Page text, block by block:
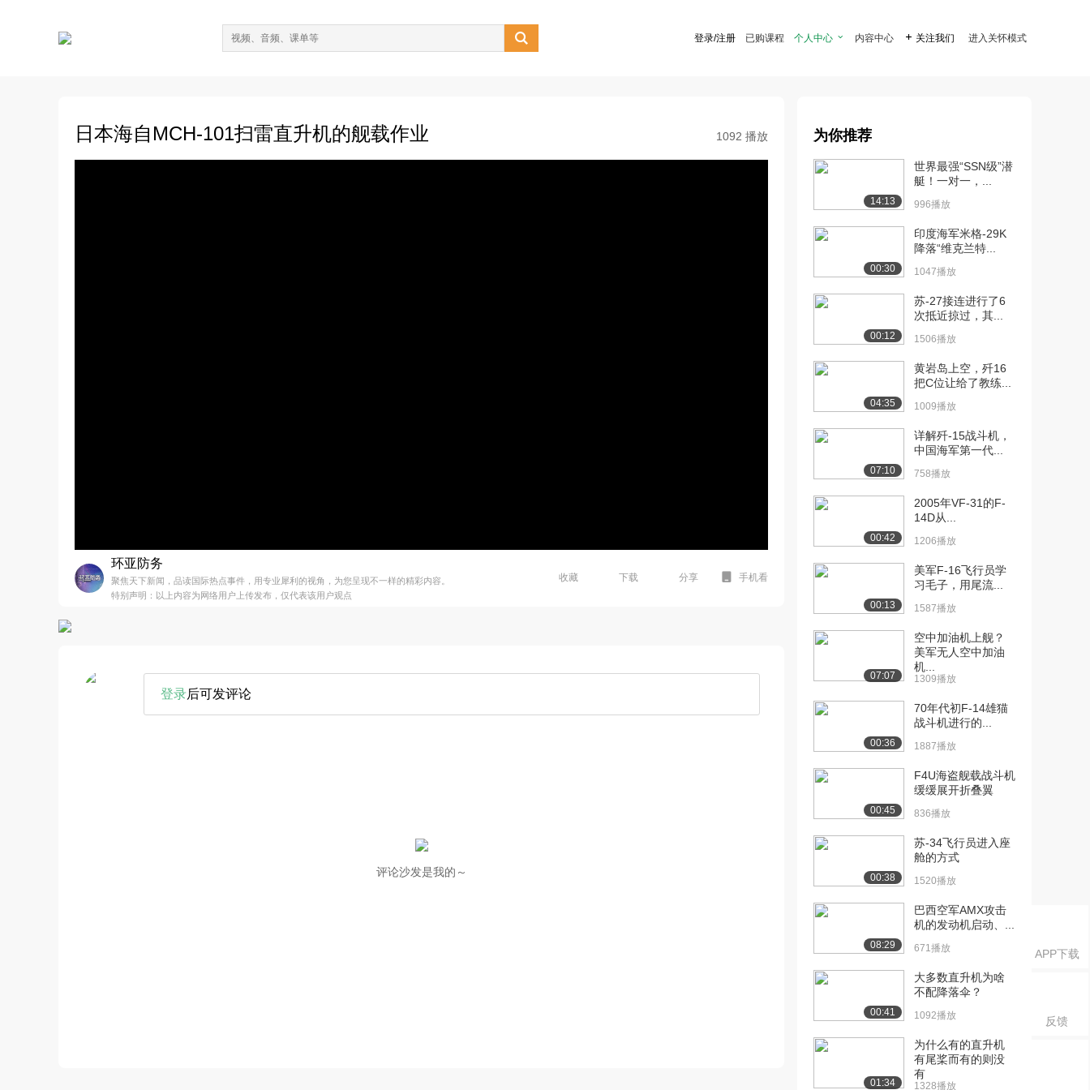
 登录/注册 已购课程 个人中心  内容中心  关注我们 进入关怀模式
APP下载
反馈
日本海自MCH-101扫雷直升机的舰载作业 1092 播放
环亚防务
聚焦天下新闻，品读国际热点事件，用专业犀利的视角，为您呈现不一样的精彩内容。
特别声明：以上内容为网络用户上传发布，仅代表该用户观点
收藏 下载 分享 手机看
登录后可发评论
评论沙发是我的～
为你推荐
14:13
世界最强“SSN级”潜
艇！一对一，...
996播放
00:30
印度海军米格-29K
降落“维克兰特...
1047播放
00:12
苏-27接连进行了6
次抵近掠过，其...
1506播放
04:35
黄岩岛上空，歼16
把C位让给了教练...
1009播放
07:10
详解歼-15战斗机，
中国海军第一代...
758播放
00:42
2005年VF-31的F-
14D从...
1206播放
00:13
美军F-16飞行员学
习毛子，用尾流...
1587播放
07:07
空中加油机上舰？
美军无人空中加油
机...
1309播放
00:36
70年代初F-14雄猫
战斗机进行的...
1887播放
00:45
F4U海盗舰载战斗机
缓缓展开折叠翼
836播放
00:38
苏-34飞行员进入座
舱的方式
1520播放
08:29
巴西空军AMX攻击
机的发动机启动、...
671播放
00:41
大多数直升机为啥
不配降落伞？
1092播放
01:34
为什么有的直升机
有尾桨而有的则没
有
1328播放